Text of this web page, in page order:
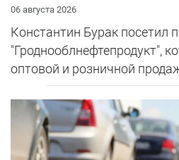
06 августа 2026
Константин Бурак посетил
"Гроднооблнефтепродукт",
оптовой и розничной